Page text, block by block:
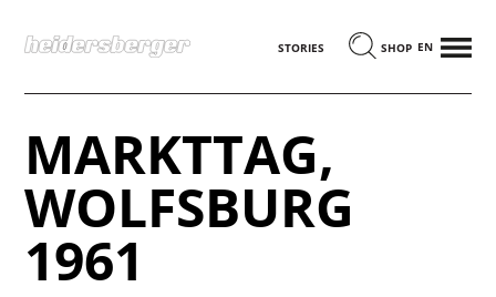
STORIES SHOP ENGLISCH
MENÜ
MARKTTAG,
WOLFSBURG
1961